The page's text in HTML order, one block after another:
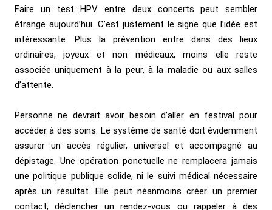
Faire un test HPV entre deux concerts peut sembler
étrange aujourd’hui. C’est justement le signe que l’idée est
intéressante. Plus la prévention entre dans des lieux
ordinaires, joyeux et non médicaux, moins elle reste
associée uniquement à la peur, à la maladie ou aux salles
d’attente.
Personne ne devrait avoir besoin d’aller en festival pour
accéder à des soins. Le système de santé doit évidemment
assurer un accès régulier, universel et accompagné au
dépistage. Une opération ponctuelle ne remplacera jamais
une politique publique solide, ni le suivi médical nécessaire
après un résultat. Elle peut néanmoins créer un premier
contact, déclencher un rendez-vous ou rappeler à des